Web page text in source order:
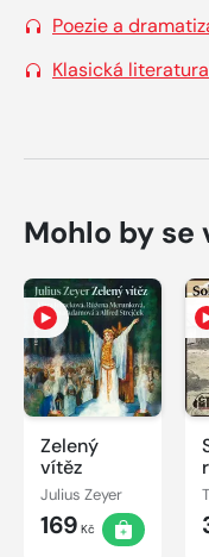
Poezie a
Klasická literatura
Mohlo by
Zelený
vítěz
Julius Zeyer
169 Kč